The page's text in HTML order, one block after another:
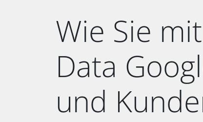
Wie Sie
Data
und